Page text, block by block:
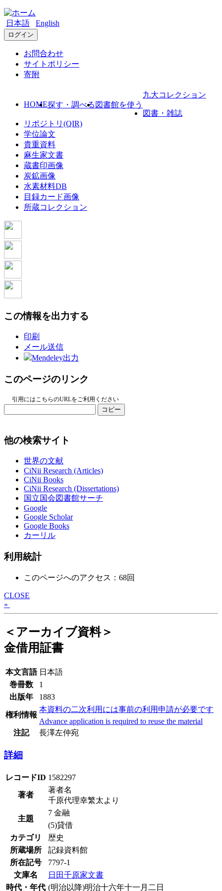
日本語 English
ログイン
お問合わせ
サイトポリシー
寄附
HOME探す・調べる 図書館を使う
九大コレクション
図書・雑誌
リポジトリ(QIR)
学位論文
貴重資料
麻生家文書
蔵書印画像
炭鉱画像
水素材料DB
目録カード画像
所蔵コレクション
この情報を出力する
印刷
メール送信
Mendeley出力
このページのリンク
引用にはこちらのURLをご利用ください
コピー
他の検索サイト
世界の文献
CiNii Research (Articles)
CiNii Books
CiNii Research (Dissertations)
国立国会図書館サーチ
Google
Google Scholar
Google Books
カーリル
利用統計
このページへのアクセス：68回
CLOSE
»
＜アーカイブ資料＞
金借用証書
本文言語 日本語
巻冊数
1
出版年
1883
権利情報
本資料の二次利用には事前の利用申請が必要です
Advance application is required to reuse the material
注記
長澤左仲宛
詳細
レコードID 1582297
著者
著者名
千原代理幸繁太より
主題
7 金融
(5)貸借
カテゴリ
歴史
所蔵場所
記録資料館
所在記号
7797-1
文庫名
日田千原家文書
時代・年代 (明治以降)明治十六年十一月二日